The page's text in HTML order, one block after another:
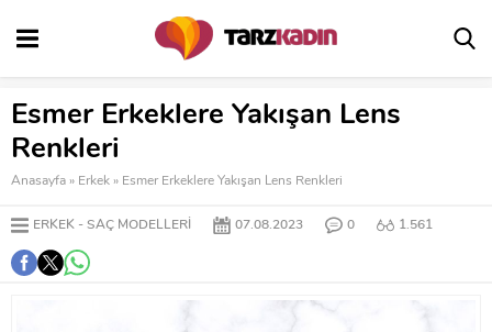
Esmer Erkeklere Yakışan Lens
Renkleri
Anasayfa » Erkek » Esmer Erkeklere Yakışan Lens Renkleri
ERKEK SAÇ MODELLERI 07.08.2023 0 1.561